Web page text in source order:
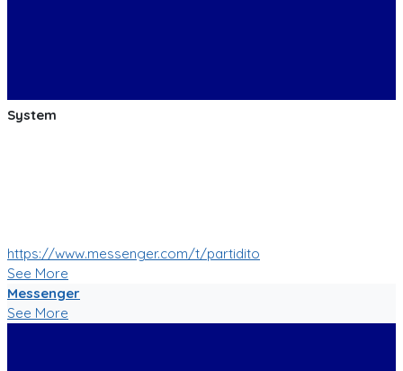
System
https://www.messenger.com/t/partidito
See More
Messenger
See More